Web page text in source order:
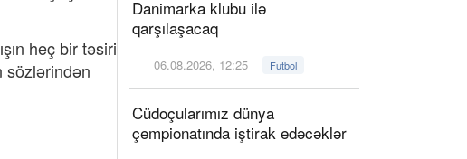
heç bir təsiri
sözlərindən
Danimarka klubu ilə
qarşılaşacaq
06.08.2026, 12:25 Futbol
Cüdoçularımız dünya
çempionatında iştirak edəcəklər